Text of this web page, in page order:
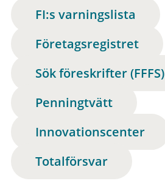
FI:s varningslista
Företagsregistret
Sök föreskrifter (FFFS)
Penningtvätt
Innovationscenter
Totalförsvar